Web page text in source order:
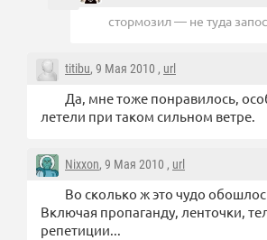
стормозил — не туда
titibu, 9 Мая 2010 , url
Да, мне тоже понравилось,
летели при таком сильном ветре.
Nixxon, 9 Мая 2010 , url
Во сколько ж это чудо
Включая пропаганду, ленточки,
репетиции...